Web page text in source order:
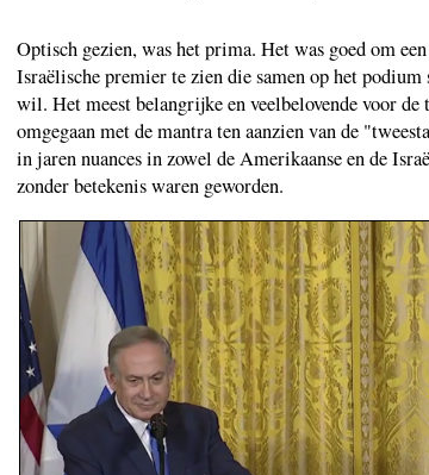
Optisch gezien, was het prima. Het was goed om
Israëlische premier te zien die samen op het podium
wil. Het meest belangrijke en veelbelovende voor
omgegaan met de mantra ten aanzien van de
in jaren nuances in zowel de Amerikaanse en de
zonder betekenis waren geworden.